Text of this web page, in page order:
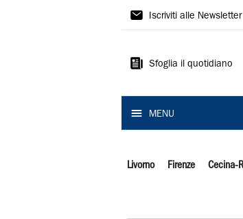
Il
Iscriviti alle Newsletter
Sfoglia il quotidiano
MENU
Livorno Firenze Cecina-